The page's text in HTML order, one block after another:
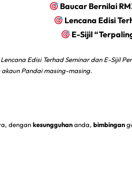
Baucar Bernilai
Lencana Edisi
E-Sijil
Edisi Terhad Seminar dan E-Sijil
Pandai masing-masing.
dengankesungguhananda, bimbingan